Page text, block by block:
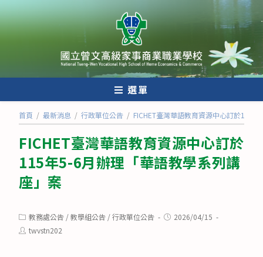
跳
轉
至
內
選單
首頁 / 最新消息 / 行政單位公告 / FICHET臺灣華語教育資源中心訂於115
FICHET臺灣華語教育資源中心訂於
115年5-6月辦理「華語教學系列講
座」案
Post
category:
教務處公告 /教學組公告 /行政單位公告
Post2026/04/15
Posttwvstn202